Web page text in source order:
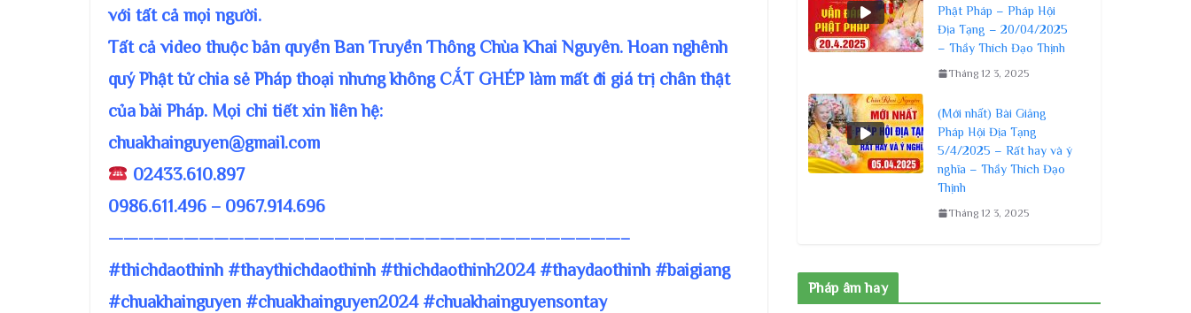
với tất cả mọi người.
Tất cả video thuộc bản quyền Ban Truyền Thông Chùa Khai Nguyên. Hoan nghênh
quý Phật tử chia sẻ Pháp thoại nhưng không CẮT GHÉP làm mất đi giá trị chân thật
của bài Pháp. Mọi chi tiết xin liên hệ:
chuakhainguyen@gmail.com
02433.610.897
0986.611.496 – 0967.914.696
——————————————————————————————————–
#thichdaothinh #thaythichdaothinh #thichdaothinh2024 #thaydaothinh #baigiang
#chuakhainguyen #chuakhainguyen2024 #chuakhainguyensontay
Phật Pháp – Pháp Hội
Địa Tạng – 20/04/2025
– Thầy Thích Đạo Thịnh
Tháng 12 3, 2025
(Mới nhất) Bài Giảng
Pháp Hội Địa Tạng
5/4/2025 – Rất hay và ý
nghĩa – Thầy Thích Đạo
Thịnh
Tháng 12 3, 2025
Pháp âm hay